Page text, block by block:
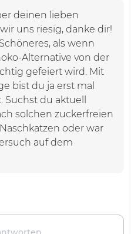
deinen lieben
uns riesig, danke dir!
als wenn
Alternative von der
gefeiert wird. Mit
bist du ja erst mal
du aktuell
solchen zuckerfreien
oder war
auf dem